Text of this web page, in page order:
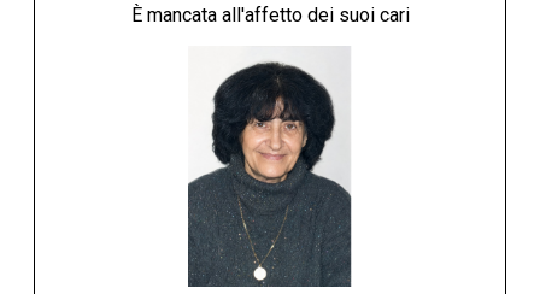
È mancata all'affetto dei suoi cari